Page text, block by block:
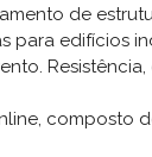
de
edifícios
composto